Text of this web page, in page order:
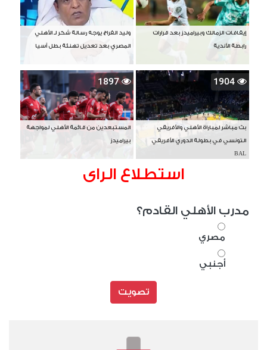
إيقافات الزمالك وبيراميدز بعد قرارات
رابطة الأندية
وليد الفراج يوجه رسالة شكر لـ الأهلي
المصري بعد تعديل تهنئة بطل آسيا
1904
بث مباشر لمباراة الأهلي والأفريقي
التونسي في بطولة الدوري الأفريقي
BAL
1897
المستبعدين من قائمة الأهلي لمواجهة
بيراميدز
استطلاع الراى
مدرب الأهلي القادم؟
مصري
أجنبي
تصويت